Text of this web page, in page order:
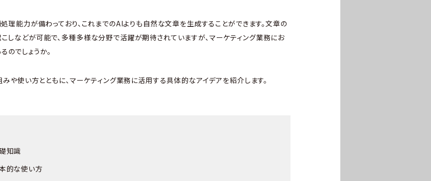
能力が備わっており、これまでのAIよりも自然な文章を生成することができます。文章の
こしなどが可能で、多種多様な分野で活躍が期待されていますが、マーケティング業務にお
のでしょうか。
や使い方とともに、マーケティング業務に活用する具体的なアイデアを紹介します。
知識
的な使い方